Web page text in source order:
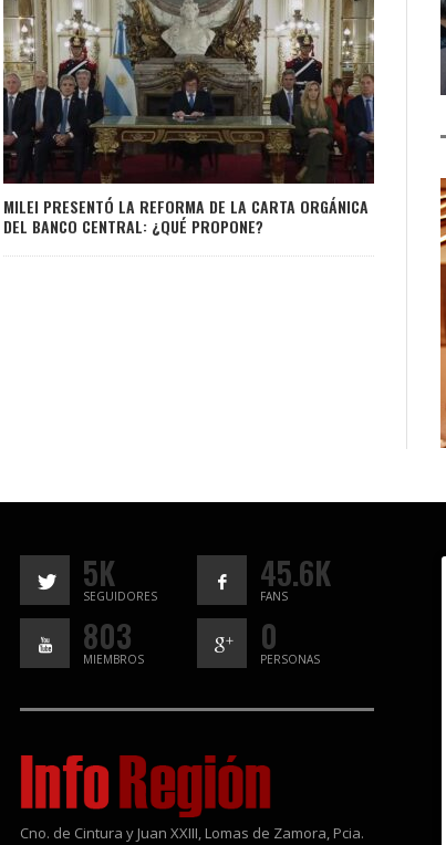
MILEI PRESENTÓ LA REFORMA DE LA CARTA ORGÁNICA
DEL BANCO CENTRAL: ¿QUÉ PROPONE?
5K
SEGUIDORES
45.6K
FANS
803
MIEMBROS
0
PERSONAS
Cno. de Cintura y Juan XXIII, Lomas de Zamora, Pcia.